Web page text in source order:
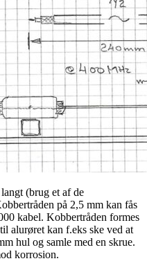
(brug et af de
på 2,5 mm kan fås
kabel. Kobbertråden formes
alurøret kan f.eks ske ved at
hul og samle med en skrue.
korrosion.